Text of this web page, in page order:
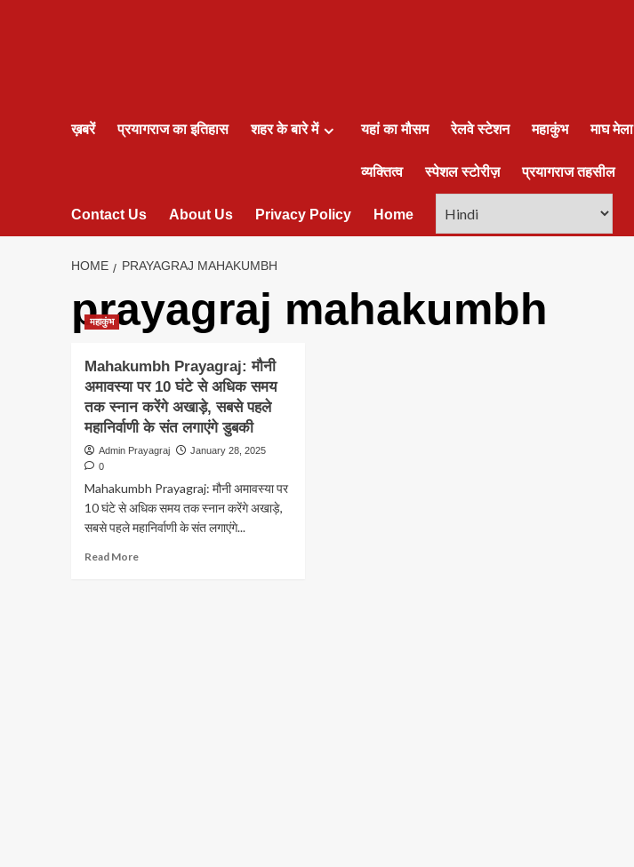
ख़बरें प्रयागराज का इतिहास शहर के बारे में यहां का मौसम रेलवे स्टेशन महाकुंभ माघ मेला
व्यक्तित्व स्पेशल स्टोरीज़ प्रयागराज तहसील
Contact Us About Us Privacy Policy Home
HOME PRAYAGRAJ MAHAKUMBH
prayagraj mahakumbh
महाकुंभ
Mahakumbh Prayagraj: मौनी
अमावस्या पर 10 घंटे से अधिक समय
तक स्नान करेंगे अखाड़े, सबसे पहले
महानिर्वाणी के संत लगाएंगे डुबकी
Admin Prayagraj
January 28, 2025
0
Mahakumbh Prayagraj: मौनी अमावस्या पर
10 घंटे से अधिक समय तक स्नान करेंगे अखाड़े,
सबसे पहले महानिर्वाणी के संत लगाएंगे...
Read MoreRead